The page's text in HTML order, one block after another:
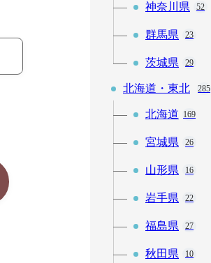
神奈川県 52
群馬県 23
茨城県 29
北海道・東北 285
北海道 169
宮城県 26
山形県 16
岩手県 22
福島県 27
秋田県 10